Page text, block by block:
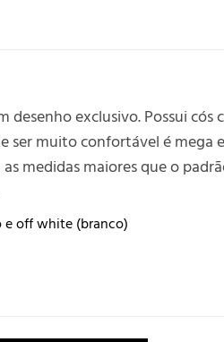
exclusivo. Possui
ser muito confortável é mega
medidas maiores que o
e off white (branco)